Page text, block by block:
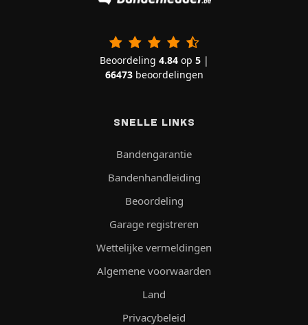
Beoordeling 4.84op 5|
66473beoordelingen
SNELLE LINKS
Bandengarantie
Bandenhandleiding
Beoordeling
Garage registreren
Wettelijke vermeldingen
Algemene voorwaarden
Land
Privacybeleid